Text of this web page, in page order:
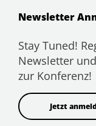
Newsletter
Stay Tuned!
Newsletter
zur Konferenz!
Jetzt